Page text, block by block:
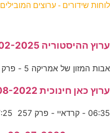
לוחות שידורים - ערוצים המובילים
ערוץ ההיסטוריה 22-02-2025
אבות המזון של אמריקה 5 - פרק 1 06:36 - 07:18 סדרה על
ערוץ כאן חינוכית 07-08-2022
06:35 - קרדאיי - פרק 257 07:25 - מחכים לשמש - פרק 13